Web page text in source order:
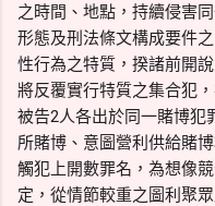
之時間、地點，持續侵害
形態及刑法條文構成要件
性行為之特質，揆諸前開
將反覆實行特質之集合犯
被告2人各出於同一賭博犯
所賭博、意圖營利供給賭
觸犯上開數罪名，為想像
定，從情節較重之圖利聚